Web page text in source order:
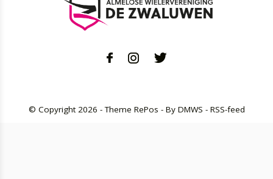
© Copyright2026 - Theme RePos - By DMWS - RSS-feed